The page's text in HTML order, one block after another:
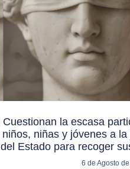
Cuestionan la escasa
niños, niñas y jóvenes a
del Estado para recoger
6 de Agosto